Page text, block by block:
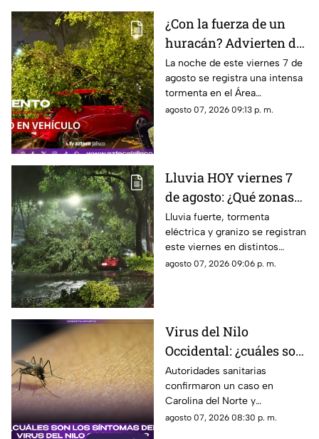
¿Con la fuerza de un
huracán? Advierten de
FUERTES RACHAS DE
VIENTO superiores a
los 60 km/h durante
lluvia en Guadalajara
La noche de este viernes 7 de
agosto se registra una intensa
tormenta en el Área
Metropolitana de Guadalajara,
agosto 07, 2026 09:13 p. m.
Lluvia HOY viernes 7
de agosto: ¿Qué zonas
de Guadalajara están
afectadas?
Lluvia fuerte, tormenta
eléctrica y granizo se registran
este viernes en distintos
puntos de Guadalajara y
agosto 07, 2026 09:06 p. m.
Virus del Nilo
Occidental: ¿cuáles son
los síntomas tras una
picadura de mosquito?
Autoridades sanitarias
confirmaron un caso en
Carolina del Norte y
detectaron el virus en
agosto 07, 2026 08:30 p. m.